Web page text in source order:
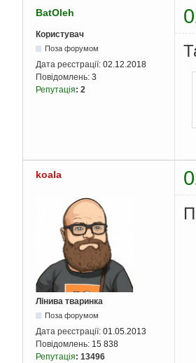
BatOleh
Користувач
Поза форумом
Дата реєстрації: 02.12.2018
Повідомлень: 3
Репутація: 2
koala
Лінива тваринка
Поза форумом
Дата реєстрації: 01.05.2013
Повідомлень: 15 838
Репутація: 13496